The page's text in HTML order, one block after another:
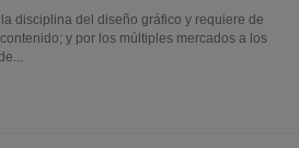
disciplina del diseño gráfico y requiere de
y por los múltiples mercados a los